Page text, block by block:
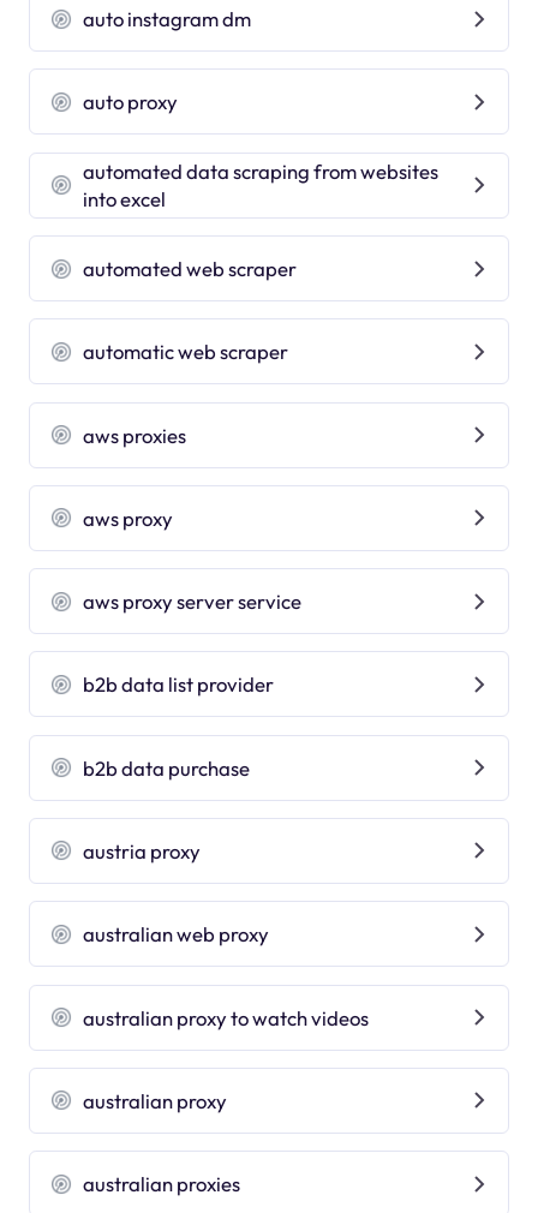
auto instagram dm
auto proxy
automated data scraping from websites
into excel
automated web scraper
automatic web scraper
aws proxies
aws proxy
aws proxy server service
b2b data list provider
b2b data purchase
austria proxy
australian web proxy
australian proxy to watch videos
australian proxy
australian proxies